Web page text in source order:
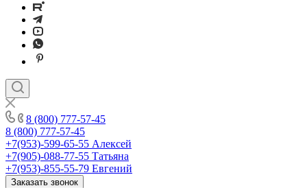
8 (800) 777-57-45
8 (800) 777-57-45
+7(953)-599-65-55 Алексей
+7(905)-088-77-55 Татьяна
+7(953)-855-55-79 Евгений
Заказать звонок